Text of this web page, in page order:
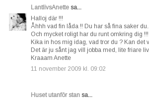
LantlivsAnette sa...
Halloj där !!!
Åhhh vad fin låda !! Du har så fina saker du..
Och mycket roligt har du runt omkring dig !!!
Kika in hos mig idag, vad tror du ? Kan det
Det är ju sånt jag vill jobba med, lite friare
Kraaam Anette
11 november 2009 kl. 09:02
Huset utanför stan sa...